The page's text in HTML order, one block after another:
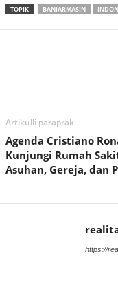
TOPIK BANJARMASIN
Artikulli paraprak
Agenda Cristiano
Kunjungi Rumah
Asuhan, Gereja, dan
https://